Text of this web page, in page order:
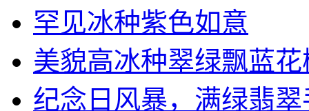
罕见冰种紫色如意
美貌高冰种翠绿飘蓝花
纪念日风暴，满绿翡翠